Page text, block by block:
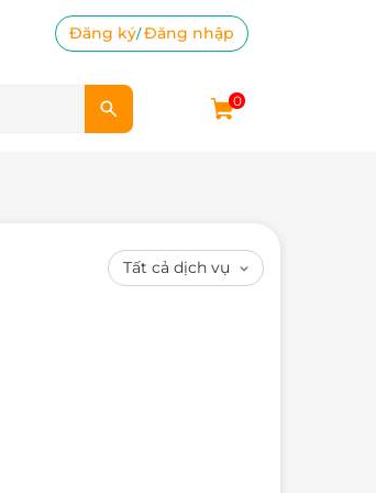
Đăng ký/Đăng nhập
0